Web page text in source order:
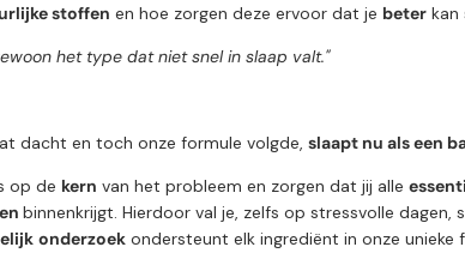
stoffen en hoe zorgen deze ervoor dat je beter kan
het type dat niet snel in slaap valt."
dacht en toch onze formule volgde, slaapt nu als een
op de kern van het probleem en zorgen dat jij alle
binnenkrijgt. Hierdoor val je, zelfs op stressvolle dagen,
onderzoek ondersteunt elk ingrediënt in onze unieke